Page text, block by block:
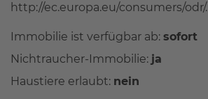
http://ec.europa.eu/consumers/odr/.
Immobilie ist verfügbar ab: sofort
Nichtraucher-Immobilie: ja
Haustiere erlaubt: nein